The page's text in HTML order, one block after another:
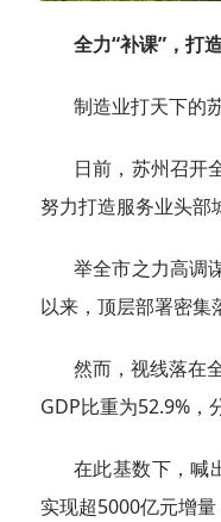
全力“补课”，打
制造业打天下的
日前，苏州召开
努力打造服务业头部
举全市之力高调
以来，顶层部署密集
然而，视线落在
GDP比重为52.9%，
在此基数下，喊
实现超5000亿元增量